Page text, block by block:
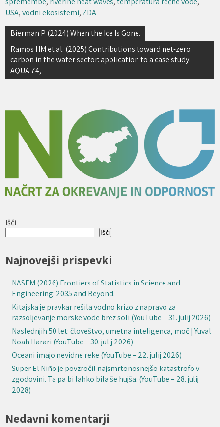
USA,vodni ekosistemi, ZDA
Navigacija
prispevka
Bierman P (2024) When the Ice Is Gone.
Ramos HM et al. (2025) Contributions toward net-zero
carbon in the water sector: application to a case study.
AQUA 74,
Išči
Išči
Najnovejši prispevki
NASEM (2026) Frontiers of Statistics in Science and
Engineering: 2035 and Beyond.
Kitajska je pravkar rešila vodno krizo z napravo za
razsoljevanje morske vode brez soli (YouTube – 31. julij 2026)
Naslednjih 50 let: človeštvo, umetna inteligenca, moč | Yuval
Noah Harari (YouTube – 30. julij 2026)
Oceani imajo nevidne reke (YouTube – 22. julij 2026)
Super El Niño je povzročil najsmrtonosnejšo katastrofo v
zgodovini. Ta pa bi lahko bila še hujša. (YouTube – 28. julij
2028)
Nedavni komentarji